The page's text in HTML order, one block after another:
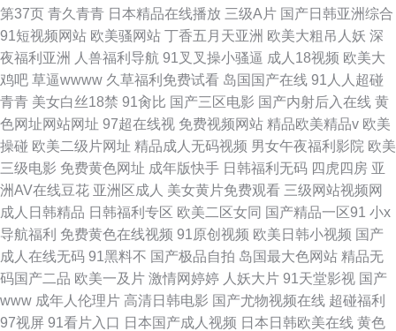
第37页 青久青青 日本精品在线播放 三级A片 国产日韩亚洲综合
91短视频网站 欧美骚网站 丁香五月天亚洲 欧美大粗吊人妖 深
夜福利亚洲
人兽福利导航 91叉叉操小骚逼 成人18视频 欧美大
鸡吧 草逼wwww 久草福利免费试看 岛国国产在线 91人人超碰
青青 美女白丝18禁 91肏比 国产三区电影 国产内射后入在线 黄
色网址网站网址 97超在线视 免费视频网站 精品欧美精品v 欧美
操碰 欧美二级片网址 精品成人无码视频 男女午夜福利影院 欧美
三级电影 免费黄色网址 成年版快手 日韩福利无码 四虎四房 亚
洲AV在线豆花 亚洲区成人 美女黄片免费观看 三级网站视频网
成人日韩精品 日韩福利专区 欧美二区女同 国产精品一区91 小x
导航福利 免费黄色在线视频 91原创视频 欧美日韩小视频 国产
成人在线无码 91黑料不 国产极品自拍 岛国最大色网站 精品无
码国产二品 欧美一及片 激情网婷婷 人妖大片 91天堂影视 国产
www 成年人伦理片 高清日韩电影 国产尤物视频在线 超碰福利
97视屏 91看片入口 日本国产成人视频 日本日韩欧美在线 黄色